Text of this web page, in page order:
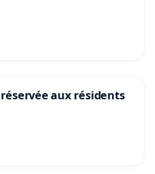
aux résidents